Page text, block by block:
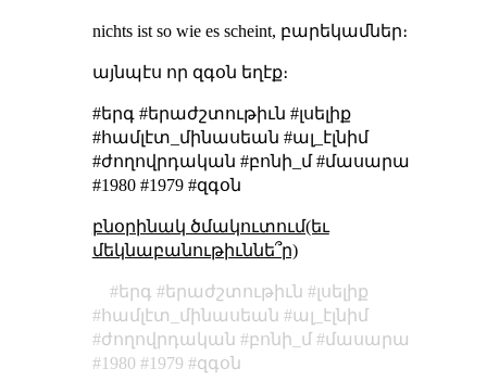
nichts ist so wie es scheint, բարեկամներ։
այնպէս որ զգօն եղէք։
#երգ #երաժշտութիւն #լսելիք
#համլէտ_մինասեան #ալ_էլնիմ
#ժողովրդական #բոնի_մ #մասարա
#1980 #1979 #զգօն
բնօրինակ ծմակուտում(եւ
մեկնաբանութիւննե՞ր)
երգ երաժշտութիւն
լսելիք
համլէտ_մինասեան
ալ_էլնիմ
ժողովրդական
բոնի_մ
մասարա
1980
1979
զգօն